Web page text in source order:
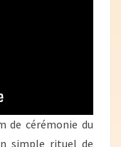
de cérémonie du
simple rituel de